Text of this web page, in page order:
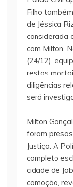
Filho
de Jéssica
considerada
com Milton.
(24/12),
restos
diligências
será
Milton
foram
Justiça. A
completo
cidade de
comoção,